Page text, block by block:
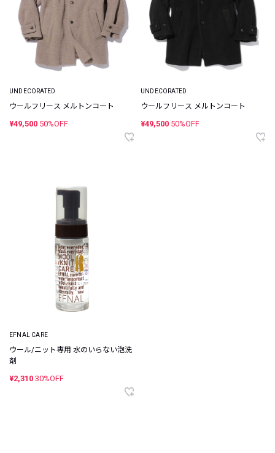
UNDECORATED
ウールフリース メルトンコート
¥49,500 50%OFF
UNDECORATED
ウールフリース メルトンコート
¥49,500 50%OFF
EFNAL CARE
ウール/ニット専用 水のいらない泡洗
剤
¥2,310 30%OFF